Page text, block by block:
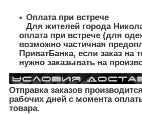
Оплата при встрече
Для жителей города
оплата при встрече (для
возможно частичная
ПриватБанка, если заказ на
нужно заказывать на
Отправка заказов
рабочих дней с момента
товара.